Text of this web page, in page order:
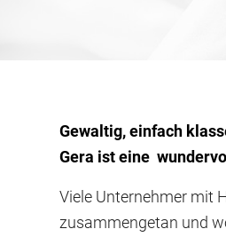
Gewaltig, einfach
Gera ist eine
Viele Unternehmer mit
zusammengetan und